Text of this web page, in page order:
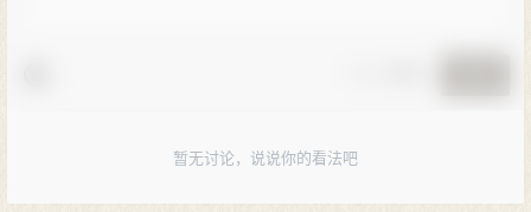
暂无讨论，说说你的看法吧